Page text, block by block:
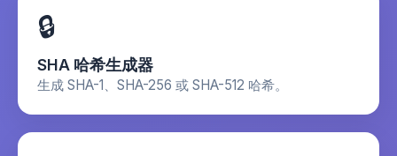
🔒
SHA 哈希生成器
生成 SHA-1、SHA-256 或 SHA-512 哈希。